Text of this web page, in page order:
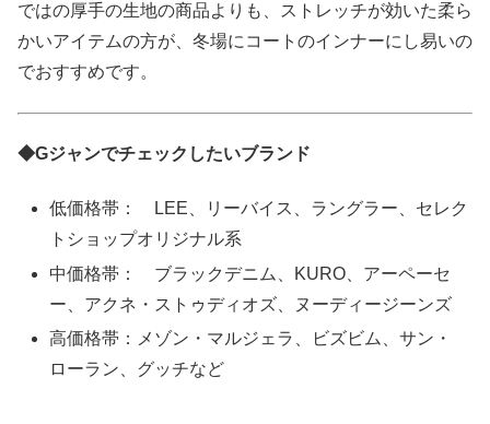
ではの厚手の生地の商品よりも、ストレッチが効いた柔ら
かいアイテムの方が、冬場にコートのインナーにし易いの
でおすすめです。
◆Gジャンでチェックしたいブランド
低価格帯： LEE、リーバイス、ラングラー、セレク
トショップオリジナル系
中価格帯： ブラックデニム、KURO、アーペーセ
ー、アクネ・ストゥディオズ、ヌーディージーンズ
高価格帯：メゾン・マルジェラ、ビズビム、サン・
ローラン、グッチなど